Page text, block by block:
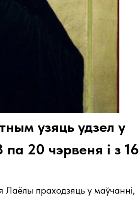
узяць удзел у
па 20 чэрвеня і з 16
праходзяць у маўчанні,